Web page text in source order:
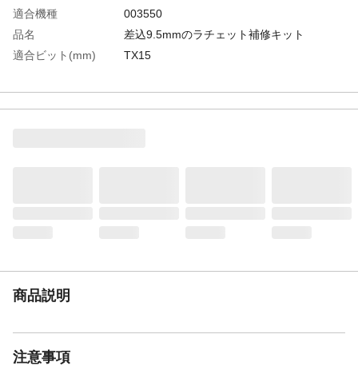
適合機種
003550
品名
差込9.5mmのラチェット補修キット
適合ビット(mm)
TX15
重さ
116.000G
商品説明
注意事項